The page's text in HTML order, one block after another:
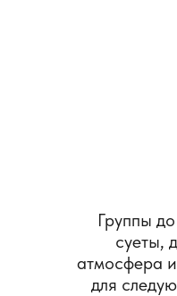
Группы
суеты,
атмосфера
для